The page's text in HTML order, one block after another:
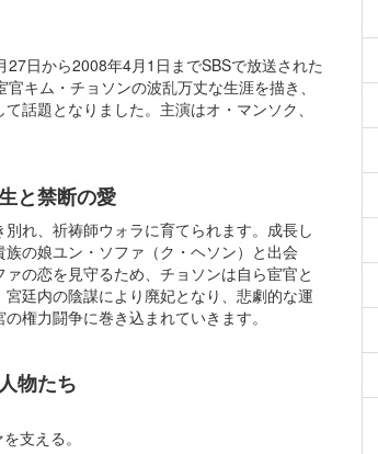
日から2008年4月1日までSBSで放送された
キム・チョソンの波乱万丈な生涯を描き、
話題となりました。主演はオ・マンソク、
と禁断の愛
れ、祈祷師ウォラに育てられます。成長し
の娘ユン・ソファ（ク・ヘソン）と出会
の恋を見守るため、チョソンは自ら宦官と
廷内の陰謀により廃妃となり、悲劇的な運
権力闘争に巻き込まれていきます。
物たち
支える。